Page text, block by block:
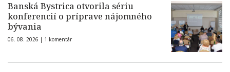
Banská Bystrica otvorila sériu
konferencií o príprave nájomného
bývania
06. 08. 2026 | 1 komentár